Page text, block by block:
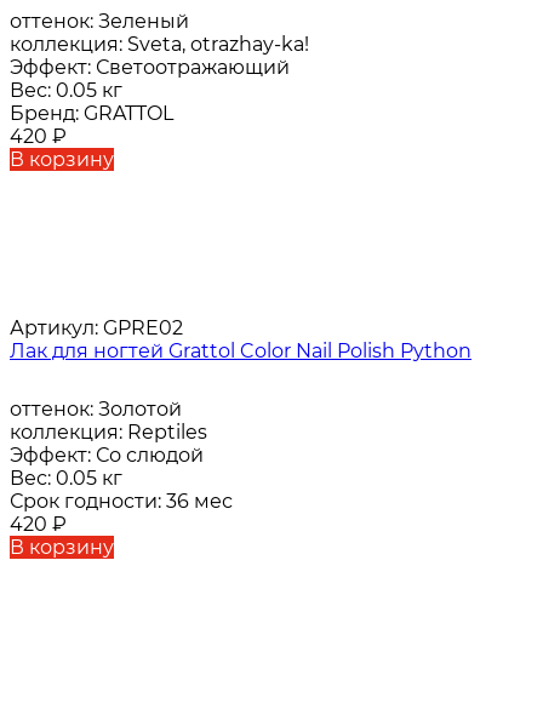
оттенок: Зеленый
коллекция: Sveta, otrazhay-ka!
Эффект: Светоотражающий
Вес: 0.05 кг
Бренд: GRATTOL
420 ₽
В корзину
Артикул: GPRE02
Лак для ногтей Grattol Color Nail Polish Python
оттенок: Золотой
коллекция: Reptiles
Эффект: Со слюдой
Вес: 0.05 кг
Срок годности: 36 мес
420 ₽
В корзину